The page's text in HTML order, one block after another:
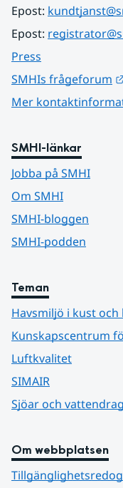
Epost:
Epost:
Press
SMHIs frågeforum
Mer
SMHI-länkar
Jobba på SMHI
Om SMHI
SMHI-bloggen
SMHI-podden
Teman
Havsmiljö i kust och
Kunskapscentrum
Luftkvalitet
SIMAIR
Sjöar och vattendrag
Om webbplatsen